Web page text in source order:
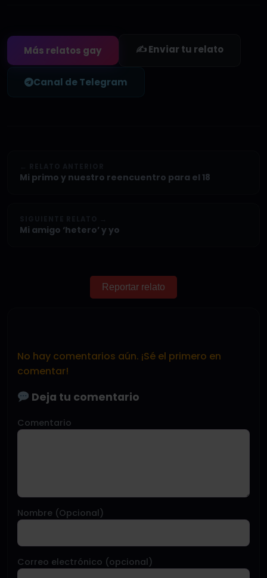
Más relatos gay ✍️ Enviar tu relato
Canal de Telegram
Mi primo y nuestro reencuentro para el 18
Mi amigo ‘hetero’ y yo
Reportar relato
No hay comentarios aún. ¡Sé el primero en
comentar!
Deja tu comentario
Comentario
Nombre (Opcional)
Correo electrónico (opcional)